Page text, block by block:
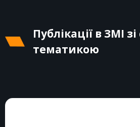
Публікації в ЗМІ
тематикою